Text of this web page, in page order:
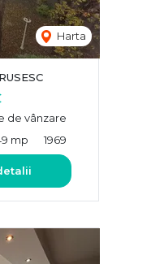
Harta
de vânzare
mp 1969